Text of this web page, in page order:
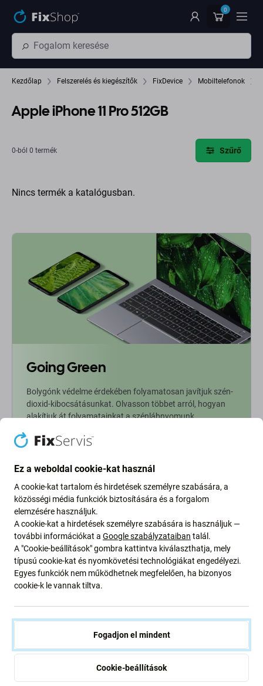
0
Kezdőlap Felszerelés és kiegészítők FixDevice Mobiltelefonok
Apple iPhone 11 Pro 512GB
0-ból 0 termék Szűrő
Nincs termék a katalógusban.
Going Green
Bolygónk védelme érdekében folyamatosan javítjuk szén-
dioxid-kibocsátásunkat. Olvasson többet arról, hogyan
alakítjuk át folyamatainkat a szénlábnyomunk
Newsletter Fix
Iratkozzon fel, hogy rendszeresen tájékoztatást kapjon az
ajánlatunkról szóló kedvezményekről és hírekről. Ugyanakkor
ennek az űrlapnak a benyújtásával megerősítem, hogy több mint
16 éves vagyok
Egyetértek azzal, hogy híreket kapjak
Ez a weboldal cookie-kat használ
A cookie-kat tartalom és hirdetések személyre szabására, a
közösségi média funkciók biztosítására és a forgalom
elemzésére használjuk.
A cookie-kat a hirdetések személyre szabására is használjuk —
további információkat a Google szabályzataiban talál.
A "Cookie-beállítások" gombra kattintva kiválaszthatja, mely
típusú cookie-kat és nyomkövetési technológiákat engedélyezi.
Egyes funkciók nem működhetnek megfelelően, ha bizonyos
cookie-k le vannak tiltva.
Fogadjon el mindent
Cookie-beállítások